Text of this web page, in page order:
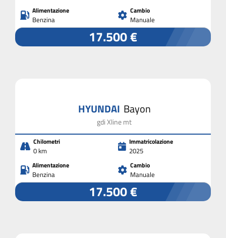
Alimentazione
Benzina
Cambio
Manuale
17.500 €
HYUNDAI Bayon
gdi Xline mt
Chilometri
0 km
Immatricolazione
2025
Alimentazione
Benzina
Cambio
Manuale
17.500 €